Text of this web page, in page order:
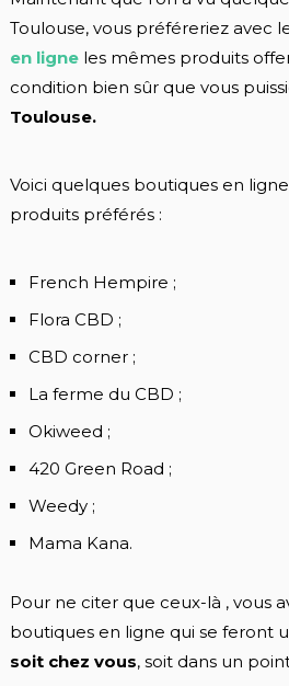
Toulouse, vous préféreriez avec
en ligne les mêmes produits
condition bien sûr que vous
Toulouse.
Voici quelques boutiques en
produits préférés :
French Hempire ;
Flora CBD ;
CBD corner ;
La ferme du CBD ;
Okiweed ;
420 Green Road ;
Weedy ;
Mama Kana.
Pour ne citer que ceux-là , vous
boutiques en ligne qui se feront
soit chez vous, soit dans un